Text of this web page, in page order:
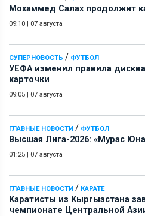
Мохаммед Салах продолжит
09:10 | 07 августа
СУПЕРНОВОСТЬ / ФУТБОЛ
УЕФА изменил правила
карточки
09:05 | 07 августа
ГЛАВНЫЕ НОВОСТИ / ФУТБОЛ
Высшая Лига-2026: «Мурас
01:25 | 07 августа
ГЛАВНЫЕ НОВОСТИ / КАРАТЕ
Каратисты из Кыргызстана
чемпионате Центральной